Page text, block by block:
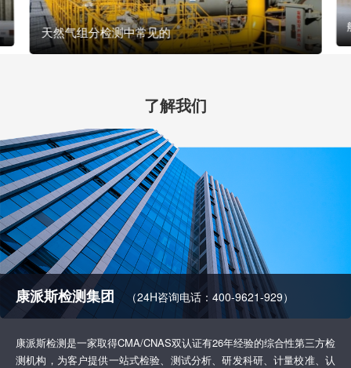
天然气组分检测中常见的
了解我们
康派斯检测集团 （24H咨询电话：400-9621-929）
康派斯检测是一家取得CMA/CNAS双认证有26年经验的综合性第三方检
测机构，为客户提供一站式检验、测试分析、研发科研、计量校准、认